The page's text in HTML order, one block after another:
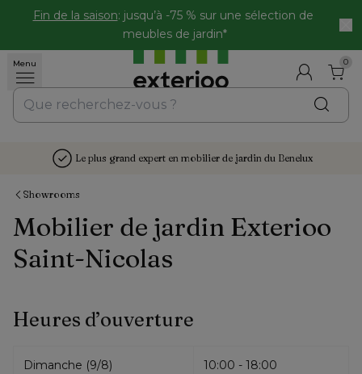
Fin de la saison: jusqu’à -75 % sur une sélection de
meubles de jardin*
Menu 0
Le plus grand expert en mobilier de jardin du Benelux
Showrooms
Mobilier de jardin Exterioo
Saint-Nicolas
Heures d’ouverture
Dimanche (9/8) 10:00 - 18:00